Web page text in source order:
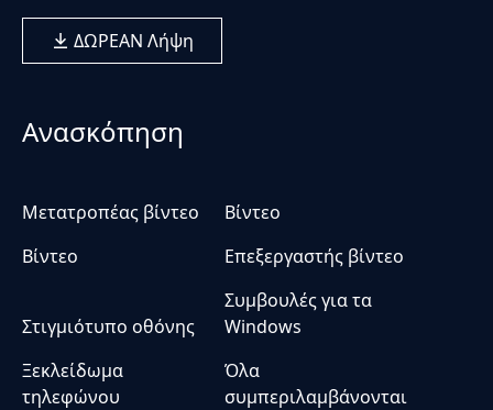
ΔΩΡΕΑΝ Λήψη
Ανασκόπηση
Μετατροπέας βίντεο
Βίντεο
Βίντεο
Επεξεργαστής βίντεο
Στιγμιότυπο οθόνης
Συμβουλές για τα
Windows
Ξεκλείδωμα
τηλεφώνου
Όλα
συμπεριλαμβάνονται